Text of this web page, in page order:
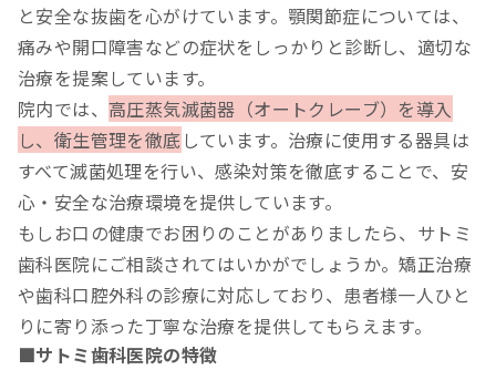
と安全な抜歯を心がけています。顎関節症については、
痛みや開口障害などの症状をしっかりと診断し、適切な
治療を提案しています。
院内では、 高圧蒸気滅菌器（オートクレーブ）を導入
し、衛生管理を徹底 しています。治療に使用する器具は
すべて滅菌処理を行い、感染対策を徹底することで、安
心・安全な治療環境を提供しています。
もしお口の健康でお困りのことがありましたら、サトミ
歯科医院にご相談されてはいかがでしょうか。矯正治療
や歯科口腔外科の診療に対応しており、患者様一人ひと
りに寄り添った丁寧な治療を提供してもらえます。
■サトミ歯科医院の特徴